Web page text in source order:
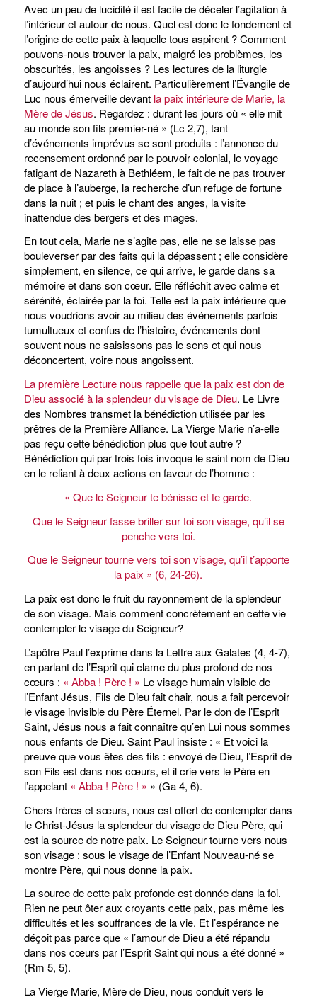
Avec un peu de lucidité il est facile de déceler l’agitation à
l’intérieur et autour de nous. Quel est donc le fondement et
l’origine de cette paix à laquelle tous aspirent ? Comment
pouvons-nous trouver la paix, malgré les problèmes, les
obscurités, les angoisses ? Les lectures de la liturgie
d’aujourd’hui nous éclairent. Particulièrement l’Évangile de
Luc nous émerveille devant la paix intérieure de Marie, la
Mère de Jésus. Regardez : durant les jours où « elle mit
au monde son fils premier-né » (Lc 2,7), tant
d’événements imprévus se sont produits : l’annonce du
recensement ordonné par le pouvoir colonial, le voyage
fatigant de Nazareth à Bethléem, le fait de ne pas trouver
de place à l’auberge, la recherche d’un refuge de fortune
dans la nuit ; et puis le chant des anges, la visite
inattendue des bergers et des mages.
En tout cela, Marie ne s’agite pas, elle ne se laisse pas
bouleverser par des faits qui la dépassent ; elle considère
simplement, en silence, ce qui arrive, le garde dans sa
mémoire et dans son cœur. Elle réfléchit avec calme et
sérénité, éclairée par la foi. Telle est la paix intérieure que
nous voudrions avoir au milieu des événements parfois
tumultueux et confus de l’histoire, événements dont
souvent nous ne saisissons pas le sens et qui nous
déconcertent, voire nous angoissent.
La première Lecture nous rappelle que la paix est don de
Dieu associé à la splendeur du visage de Dieu. Le Livre
des Nombres transmet la bénédiction utilisée par les
prêtres de la Première Alliance. La Vierge Marie n’a-elle
pas reçu cette bénédiction plus que tout autre ?
Bénédiction qui par trois fois invoque le saint nom de Dieu
en le reliant à deux actions en faveur de l’homme :
« Que le Seigneur te bénisse et te garde.
Que le Seigneur fasse briller sur toi son visage, qu’il se
penche vers toi.
Que le Seigneur tourne vers toi son visage, qu’il t’apporte
la paix » (6, 24-26).
La paix est donc le fruit du rayonnement de la splendeur
de son visage. Mais comment concrètement en cette vie
contempler le visage du Seigneur?
L’apôtre Paul l’exprime dans la Lettre aux Galates (4, 4-7),
en parlant de l’Esprit qui clame du plus profond de nos
cœurs : « Abba ! Père ! » Le visage humain visible de
l’Enfant Jésus, Fils de Dieu fait chair, nous a fait percevoir
le visage invisible du Père Éternel. Par le don de l’Esprit
Saint, Jésus nous a fait connaître qu’en Lui nous sommes
nous enfants de Dieu. Saint Paul insiste : « Et voici la
preuve que vous êtes des fils : envoyé de Dieu, l’Esprit de
son Fils est dans nos cœurs, et il crie vers le Père en
l’appelant « Abba ! Père ! » » (Ga 4, 6).
Chers frères et sœurs, nous est offert de contempler dans
le Christ-Jésus la splendeur du visage de Dieu Père, qui
est la source de notre paix. Le Seigneur tourne vers nous
son visage : sous le visage de l’Enfant Nouveau-né se
montre Père, qui nous donne la paix.
La source de cette paix profonde est donnée dans la foi.
Rien ne peut ôter aux croyants cette paix, pas même les
difficultés et les souffrances de la vie. Et l’espérance ne
déçoit pas parce que « l’amour de Dieu a été répandu
dans nos cœurs par l’Esprit Saint qui nous a été donné »
(Rm 5, 5).
La Vierge Marie, Mère de Dieu, nous conduit vers le